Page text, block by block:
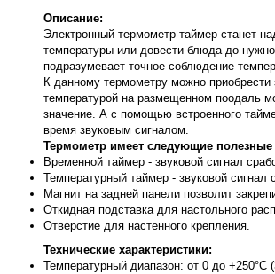
Описание:
Электронный термометр-таймер станет
температуры или довести блюда до
подразумевает точное соблюдение
К данному термометру можно
температурой на размещенном поодаль
значение. А с помощью встроенного
время звуковым сигналом.
Термометр имеет следующие
Временной таймер - звуковой сигнал
Температурный таймер - звуковой сигнал
Магнит на задней панели позволит
Откидная подставка для настольного
Отверстие для настенного крепления.
Технические характеристики:
Температурный диапазон: от 0 до +250°C